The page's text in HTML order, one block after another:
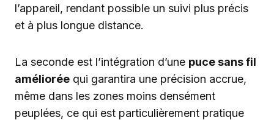
l’appareil, rendant possible un suivi plus précis
et à plus longue distance.
La seconde est l’intégration d’une puce sans fil
améliorée qui garantira une précision accrue,
même dans les zones moins densément
peuplées, ce qui est particulièrement pratique